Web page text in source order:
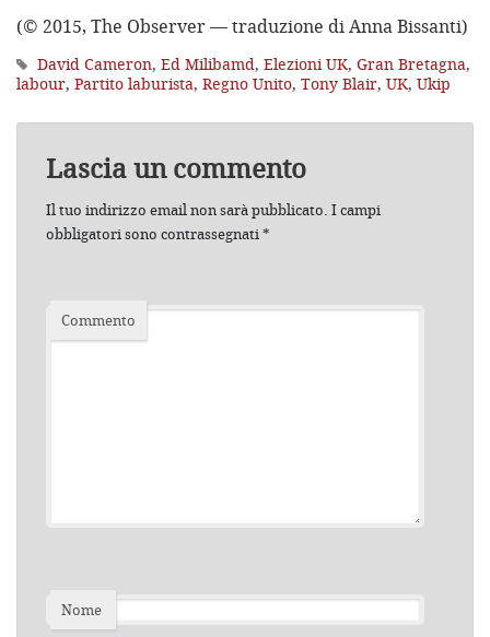
(© 2015, The Observer — traduzione di Anna Bissanti)
David Cameron, Ed Milibamd, Elezioni UK, Gran Bretagna,
labour, Partito laburista, Regno Unito, Tony Blair, UK, Ukip
Lascia un commento
Il tuo indirizzo email non sarà pubblicato. I campi
obbligatori sono contrassegnati*
Commento
Nome